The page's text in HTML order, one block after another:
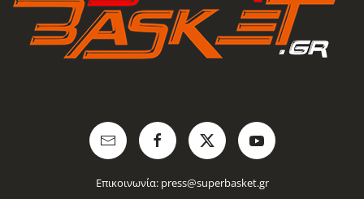
Επικοινωνία: press@superbasket.gr